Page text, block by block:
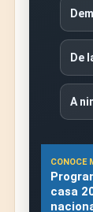
De
A
CONOCE
casa